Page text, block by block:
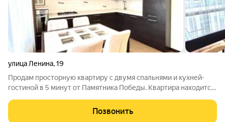
улица Ленина,19
Продам просторную квартиру с двумя спальнями и кухней-
гостиной в 5 минут от Памятника Победы. Квартира находится
постройки. Закрытая территория. Квартира удобной
распашной планировки - окна на две
Позвонить